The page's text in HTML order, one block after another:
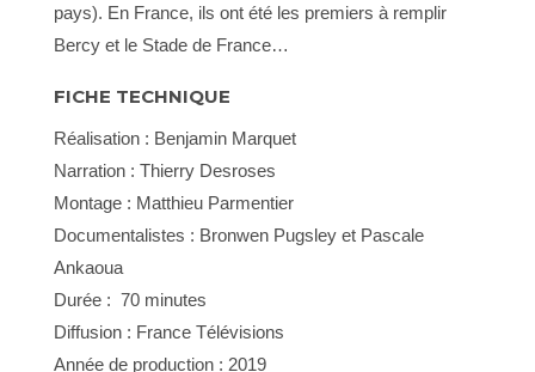
pays). En France, ils ont été les premiers à remplir
Bercy et le Stade de France…
FICHE TECHNIQUE
Réalisation : Benjamin Marquet
Narration : Thierry Desroses
Montage : Matthieu Parmentier
Documentalistes : Bronwen Pugsley et Pascale
Ankaoua
Durée : 70 minutes
Diffusion : France Télévisions
Année de production : 2019